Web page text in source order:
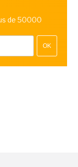
de 50000
OK